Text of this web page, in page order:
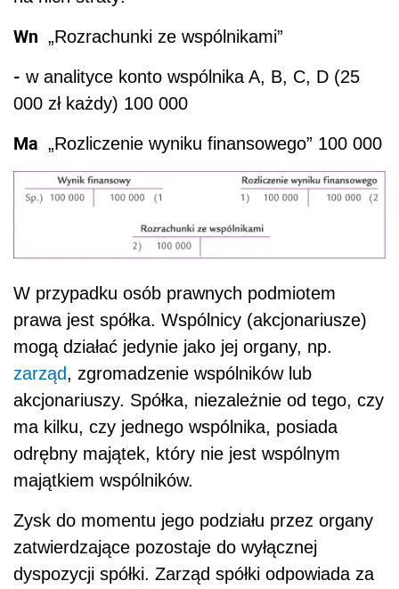
Wn „Rozrachunki ze wspólnikami”
- w analityce konto wspólnika A, B, C, D (25
000 zł każdy) 100 000
Ma „Rozliczenie wyniku finansowego” 100 000
W przypadku osób prawnych podmiotem
prawa jest spółka. Wspólnicy (akcjonariusze)
mogą działać jedynie jako jej organy, np.
zarząd, zgromadzenie wspólników lub
akcjonariuszy. Spółka, niezależnie od tego, czy
ma kilku, czy jednego wspólnika, posiada
odrębny majątek, który nie jest wspólnym
majątkiem wspólników.
Zysk do momentu jego podziału przez organy
zatwierdzające pozostaje do wyłącznej
dyspozycji spółki. Zarząd spółki odpowiada za